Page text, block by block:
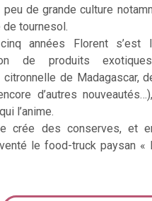
peu de grande culture
de tournesol.
années Florent s’est
de produits
citronnelle de Madagascar,
d’autres
l’anime.
crée des conserves, et
le food-truck paysan «